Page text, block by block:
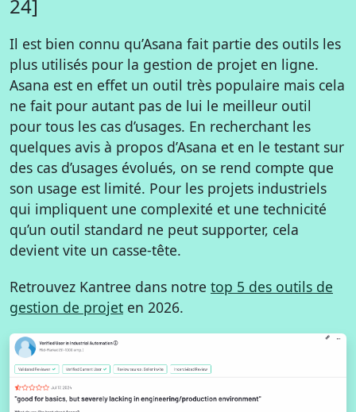
24]
Il est bien connu qu’Asana fait partie des outils les
plus utilisés pour la gestion de projet en ligne.
Asana est en effet un outil très populaire mais cela
ne fait pour autant pas de lui le meilleur outil
pour tous les cas d’usages. En recherchant les
quelques avis à propos d’Asana et en le testant sur
des cas d’usages évolués, on se rend compte que
son usage est limité. Pour les projets industriels
qui impliquent une complexité et une technicité
qu’un outil standard ne peut supporter, cela
devient vite un casse-tête.
Retrouvez Kantree dans notre top 5 des outils de
gestion de projet en 2026.